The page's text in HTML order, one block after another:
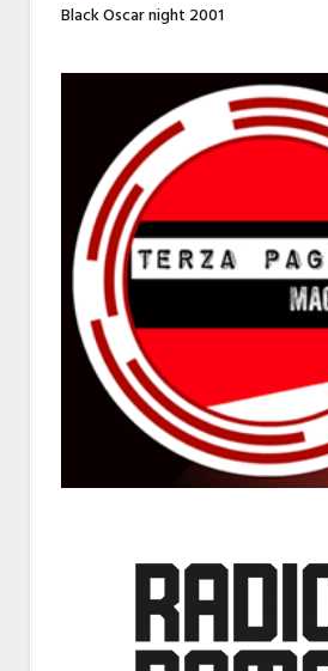
Black Oscar night 2001